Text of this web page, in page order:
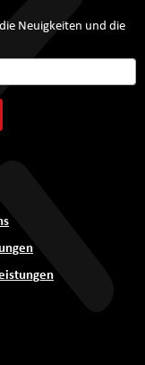
Neuigkeiten und die